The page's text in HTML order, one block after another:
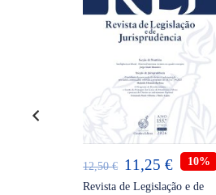
12,50€ O
preço
11,25€O
preço
10%
Revista de Legislação e de